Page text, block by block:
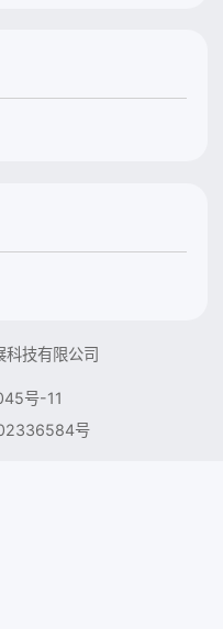
技有限公司
号-11
号